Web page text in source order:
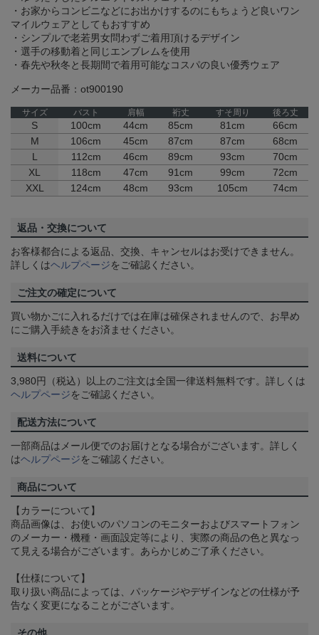
・お家からコンビニなどにお出かけするのにもちょうど良いワン
マイルウェアとしてもおすすめ
・シンプルで老若男女問わずご着用頂けるデザイン
・選手の移動着と同じエンブレムを使用
・春先や秋冬と長期間で着用可能なコスパの良い優秀ウェア
メーカー品番：ot900190
サイズ バスト 肩幅 裄丈 すそ周り 後ろ丈
S 100cm 44cm 85cm 81cm
66cm
M
106cm 45cm 87cm 87cm
68cm
L
112cm 46cm 89cm 93cm
70cm
XL
118cm 47cm 91cm 99cm
72cm
XXL
124cm 48cm 93cm 105cm 74cm
返品・交換について
お客様都合による返品、交換、キャンセルはお受けできません。
詳しくはヘルプページをご確認ください。
ご注文の確定について
買い物かごに入れるだけでは在庫は確保されませんので、お早め
にご購入手続きをお済ませください。
送料について
3,980円（税込）以上のご注文は全国一律送料無料です。詳しくは
ヘルプページをご確認ください。
配送方法について
一部商品はメール便でのお届けとなる場合がございます。詳しく
はヘルプページをご確認ください。
商品について
【カラーについて】
商品画像は、お使いのパソコンのモニターおよびスマートフォン
のメーカー・機種・画面設定等により、実際の商品の色と異なっ
て見える場合がございます。あらかじめご了承ください。
【仕様について】
取り扱い商品によっては、パッケージやデザインなどの仕様が予
告なく変更になることがございます。